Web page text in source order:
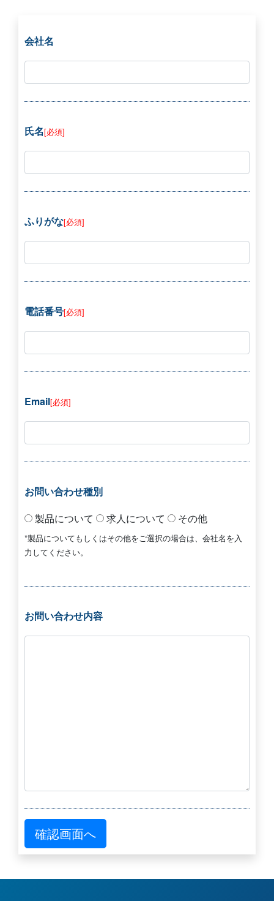
会社名
氏名[必須]
ふりがな[必須]
電話番号[必須]
Email[必須]
お問い合わせ種別
製品について
求人について その他
*製品についてもしくはその他をご選択の場合は、会社名を入
力してください。
お問い合わせ内容
確認画面へ